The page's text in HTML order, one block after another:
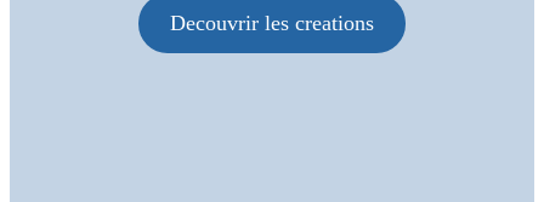
Decouvrir les creations